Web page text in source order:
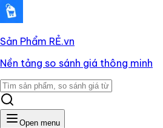
Sản Phẩm RẺ.vn
Nền tảng so sánh giá thông minh
Open menu